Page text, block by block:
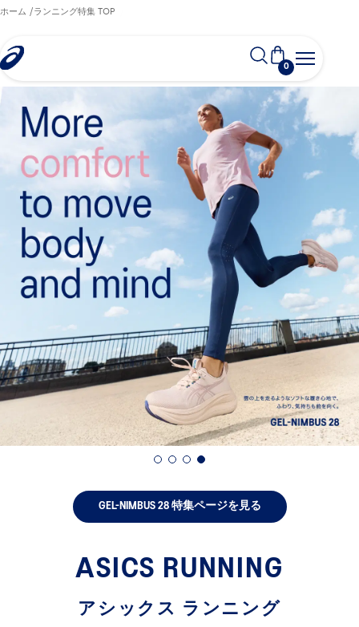
exclusive discounts and more with
Sign In | Create Account
0
ホーム ランニング特集 TOP
GEL-NIMBUS 28 特集ページを見る
ASICS RUNNING
アシックス ランニング